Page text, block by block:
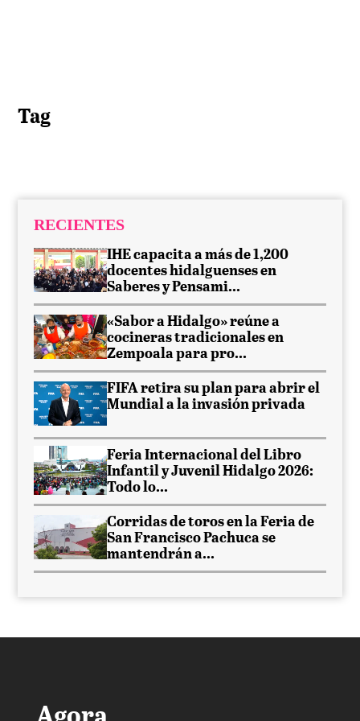
Tag
RECIENTES
IHE capacita a más de 1,200
docentes hidalguenses en
Saberes y Pensami...
«Sabor a Hidalgo» reúne a
cocineras tradicionales en
Zempoala para pro...
FIFA retira su plan para abrir el
Mundial a la invasión privada
Feria Internacional del Libro
Infantil y Juvenil Hidalgo 2026:
Todo lo...
Corridas de toros en la Feria de
San Francisco Pachuca se
mantendrán a...